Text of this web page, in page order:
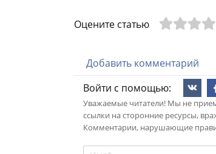
Оцените статью
Добавить комментарий
Войти с помощью:
Уважаемые читатели! Мы не
ссылки на сторонние ресурсы,
Комментарии, нарушающие